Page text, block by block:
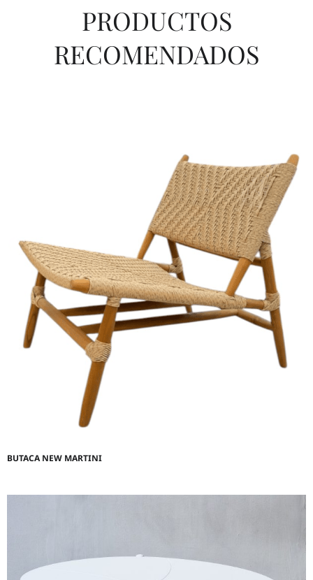
PRODUCTOS
RECOMENDADOS
BUTACA NEW MARTINI